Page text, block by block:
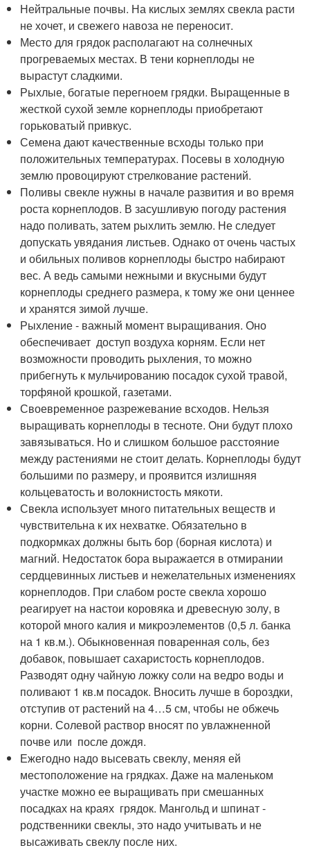
Нейтральные почвы. На кислых землях свекла расти
не хочет, и свежего навоза не переносит.
Место для грядок располагают на солнечных
прогреваемых местах. В тени корнеплоды не
вырастут сладкими.
Рыхлые, богатые перегноем грядки. Выращенные в
жесткой сухой земле корнеплоды приобретают
горьковатый привкус.
Семена дают качественные всходы только при
положительных температурах. Посевы в холодную
землю провоцируют стрелкование растений.
Поливы свекле нужны в начале развития и во время
роста корнеплодов. В засушливую погоду растения
надо поливать, затем рыхлить землю. Не следует
допускать увядания листьев. Однако от очень частых
и обильных поливов корнеплоды быстро набирают
вес. А ведь самыми нежными и вкусными будут
корнеплоды среднего размера, к тому же они ценнее
и хранятся зимой лучше.
Рыхление - важный момент выращивания. Оно
обеспечивает доступ воздуха корням. Если нет
возможности проводить рыхления, то можно
прибегнуть к мульчированию посадок сухой травой,
торфяной крошкой, газетами.
Своевременное разрежевание всходов. Нельзя
выращивать корнеплоды в тесноте. Они будут плохо
завязываться. Но и слишком большое расстояние
между растениями не стоит делать. Корнеплоды будут
большими по размеру, и проявится излишняя
кольцеватость и волокнистость мякоти.
Свекла использует много питательных веществ и
чувствительна к их нехватке. Обязательно в
подкормках должны быть бор (борная кислота) и
магний. Недостаток бора выражается в отмирании
сердцевинных листьев и нежелательных изменениях
корнеплодов. При слабом росте свекла хорошо
реагирует на настои коровяка и древесную золу, в
которой много калия и микроэлементов (0,5 л. банка
на 1 кв.м.). Обыкновенная поваренная соль, без
добавок, повышает сахаристость корнеплодов.
Разводят одну чайную ложку соли на ведро воды и
поливают 1 кв.м посадок. Вносить лучше в бороздки,
отступив от растений на 4…5 см, чтобы не обжечь
корни. Солевой раствор вносят по увлажненной
почве или после дождя.
Ежегодно надо высевать свеклу, меняя ей
местоположение на грядках. Даже на маленьком
участке можно ее выращивать при смешанных
посадках на краях грядок. Мангольд и шпинат -
родственники свеклы, это надо учитывать и не
высаживать свеклу после них.